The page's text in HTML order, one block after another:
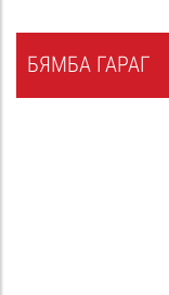
БЯМБА ГАРАГ